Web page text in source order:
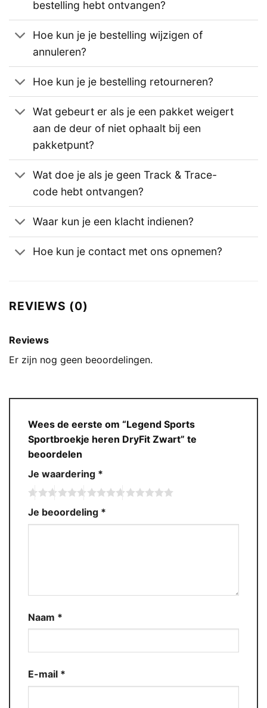
bestelling hebt ontvangen?
Hoe kun je je bestelling wijzigen of
annuleren?
Hoe kun je je bestelling retourneren?
Wat gebeurt er als je een pakket weigert
aan de deur of niet ophaalt bij een
pakketpunt?
Wat doe je als je geen Track & Trace-
code hebt ontvangen?
Waar kun je een klacht indienen?
Hoe kun je contact met ons opnemen?
REVIEWS (0)
Reviews
Er zijn nog geen beoordelingen.
Wees de eerste om “Legend Sports
Sportbroekje heren DryFit Zwart” te
beoordelen
Je waardering *
Je beoordeling *
Naam *
E-mail *